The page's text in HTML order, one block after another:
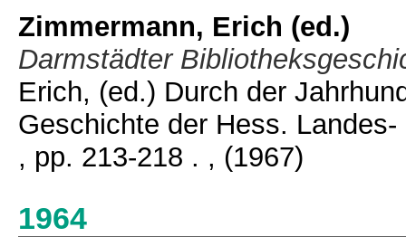
Zimmermann, Erich (ed.)
Darmstädter
Erich, (ed.) Durch der
Geschichte der Hess.
, pp. 213-218 . , (1967)
1964